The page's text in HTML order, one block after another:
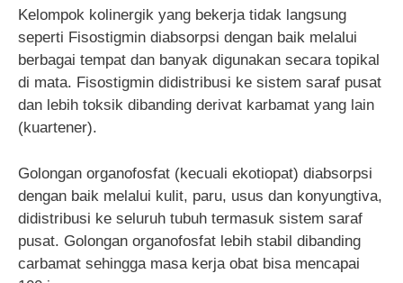
Kelompok kolinergik yang bekerja tidak langsung
seperti Fisostigmin diabsorpsi dengan baik melalui
berbagai tempat dan banyak digunakan secara topikal
di mata. Fisostigmin didistribusi ke sistem saraf pusat
dan lebih toksik dibanding derivat karbamat yang lain
(kuartener).
Golongan organofosfat (kecuali ekotiopat) diabsorpsi
dengan baik melalui kulit, paru, usus dan konyungtiva,
didistribusi ke seluruh tubuh termasuk sistem saraf
pusat. Golongan organofosfat lebih stabil dibanding
carbamat sehingga masa kerja obat bisa mencapai